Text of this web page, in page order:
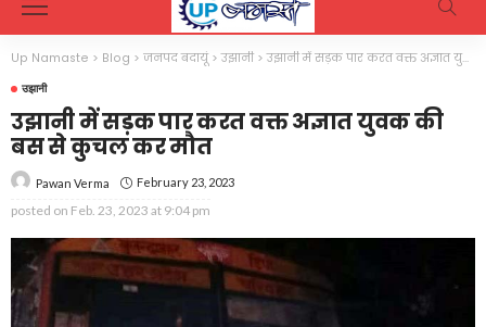
Up Namaste > Blog > जनपद बदायूं>उझानी >उझानी में सड़क पार करत वक्त अज्ञात युवक की बस से कुचल कर मौत
उझानी
उझानी में सड़क पार करत वक्त अज्ञात युवक की
बस से कुचल कर मौत
Pawan Verma February 23, 2023
posted on Feb. 23, 2023 at 9:04 pm